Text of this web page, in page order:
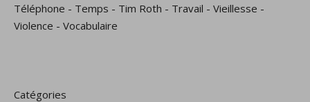
Téléphone - Temps - Tim Roth - Travail - Vieillesse -
Violence - Vocabulaire
Catégories